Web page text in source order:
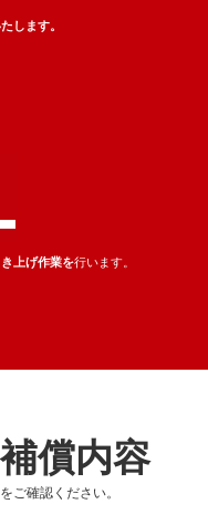
します。
上げ作業を行います。
償内容
をご確認ください。